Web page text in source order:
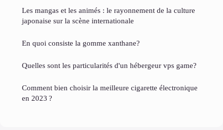
Les mangas et les animés : le rayonnement de la culture
japonaise sur la scène internationale
En quoi consiste la gomme xanthane?
Quelles sont les particularités d'un hébergeur vps game?
Comment bien choisir la meilleure cigarette électronique
en 2023 ?